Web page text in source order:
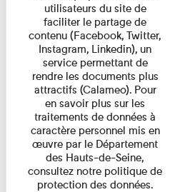
utilisateurs du site de
faciliter le partage de
contenu (Facebook, Twitter,
Instagram, Linkedin), un
service permettant de
rendre les documents plus
attractifs (Calameo). Pour
en savoir plus sur les
traitements de données à
caractère personnel mis en
œuvre par le Département
des Hauts-de-Seine,
consultez notre politique de
protection des données.